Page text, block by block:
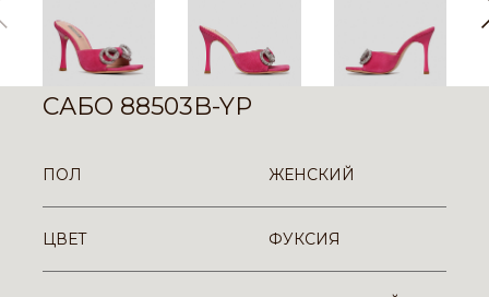
САБО 88503B-YP
ПОЛ ЖЕНСКИЙ
ЦВЕТ ФУКСИЯ